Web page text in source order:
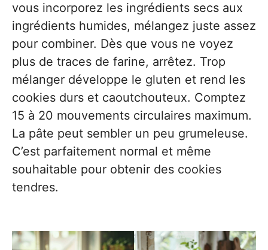
vous incorporez les ingrédients secs aux
ingrédients humides, mélangez juste assez
pour combiner. Dès que vous ne voyez
plus de traces de farine, arrêtez. Trop
mélanger développe le gluten et rend les
cookies durs et caoutchouteux. Comptez
15 à 20 mouvements circulaires maximum.
La pâte peut sembler un peu grumeleuse.
C’est parfaitement normal et même
souhaitable pour obtenir des cookies
tendres.